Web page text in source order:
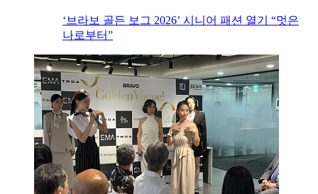
‘브라보 골든 보그 2026’ 시니어 패션 열기 “멋은
나로부터”